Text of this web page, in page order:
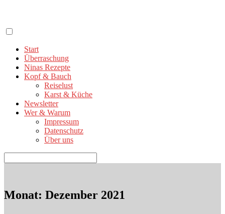
springen
Start
Überraschung
Ninas Rezepte
Kopf & Bauch
Reiselust
Karst & Küche
Newsletter
Wer & Warum
Impressum
Datenschutz
Über uns
nach:
Monat: Dezember 2021